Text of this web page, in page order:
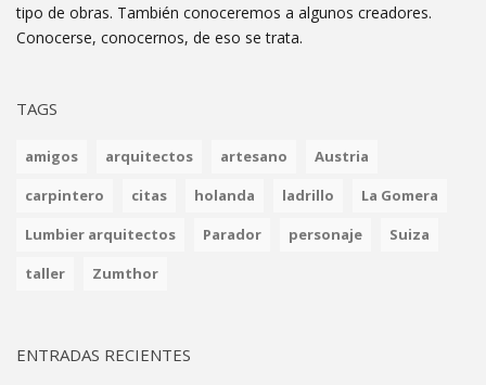
tipo de obras. También conoceremos a algunos creadores.
Conocerse, conocernos, de eso se trata.
TAGS
amigos arquitectos artesano
Austria
carpintero
citas holanda ladrillo
La Gomera
Lumbier arquitectos
Parador personaje
Suiza
taller
Zumthor
ENTRADAS RECIENTES